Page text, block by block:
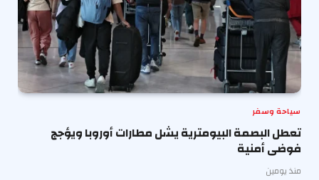
سياحة وسفر
تعطل البصمة البيومترية يشل مطارات أوروبا ويؤجج
فوضى أمنية
منذ يومين